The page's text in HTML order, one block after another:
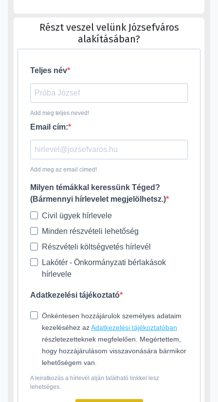
Részt veszel velünk Józsefváros
alakításában?
Teljes név
Add meg teljes neved!
Email cím:
Add meg az email címed!
Milyen témákkal keressünk Téged?
(Bármennyi hírlevelet megjelölhetsz.)
Civil ügyek hírlevele
Minden részvételi lehetőség
Részvételi költségvetés hírlevél
Lakótér - Önkormányzati bérlakások
hírlevele
Adatkezelési tájékoztató
Önkéntesen hozzájárulok személyes adataim
kezeléséhez azAdatkezelési tájékoztatóban
részletezetteknek megfelelően. Megértettem,
hogy hozzájárulásom visszavonására bármikor
lehetőségem van.
A leiratkozás a hírlevél alján található linkkel lesz
lehetséges.